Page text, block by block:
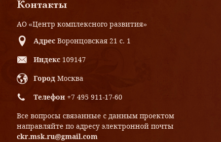
Контакты
АО «Центр комплексного развития»
Адрес Воронцовская 21 с. 1
Индекс 109147
Город Москва
Телефон +7 495 911-17-60
Все вопросы связанные с данным проектом
направляйте по адресу электронной почты
ckr.msk.ru@gmail.com